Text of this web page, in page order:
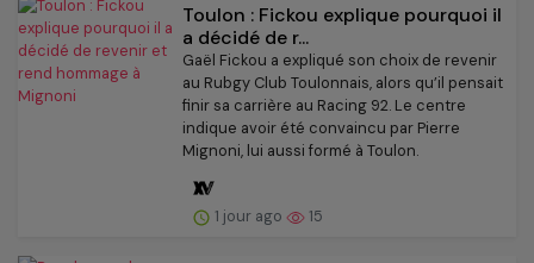
Toulon : Fickou explique pourquoi il
a décidé de r...
Gaël Fickou a expliqué son choix de revenir
au Rubgy Club Toulonnais, alors qu’il pensait
finir sa carrière au Racing 92. Le centre
indique avoir été convaincu par Pierre
Mignoni, lui aussi formé à Toulon.
1 jour ago 15